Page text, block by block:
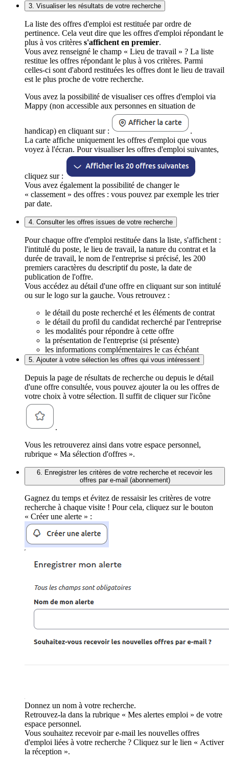
3. Visualiser les résultats de votre recherche
La liste des offres d'emploi est restituée par ordre de
pertinence. Cela veut dire que les offres d'emploi répondant le
plus à vos critères s'affichent en premier.
Vous avez renseigné le champ « Lieu de travail » ? La liste
restitue les offres répondant le plus à vos critères. Parmi
celles-ci sont d'abord restituées les offres dont le lieu de travail
est le plus proche de votre recherche.
Vous avez la possibilité de visualiser ces offres d'emploi via
Mappy (non accessible aux personnes en situation de
handicap) en cliquant sur :
.
La carte affiche uniquement les offres d'emploi que vous
voyez à l'écran. Pour visualiser les offres d'emploi suivantes,
cliquez sur :
Vous avez également la possibilité de changer le
« classement » des offres : vous pouvez par exemple les trier
par date.
4. Consulter les offres issues de votre recherche
Pour chaque offre d'emploi restituée dans la liste, s'affichent :
l'intitulé du poste, le lieu de travail, la nature du contrat et la
durée de travail, le nom de l'entreprise si précisé, les 200
premiers caractères du descriptif du poste, la date de
publication de l'offre.
Vous accédez au détail d'une offre en cliquant sur son intitulé
ou sur le logo sur la gauche. Vous retrouvez :
le détail du poste recherché et les éléments de contrat
le détail du profil du candidat recherché par l'entreprise
les modalités pour répondre à cette offre
la présentation de l'entreprise (si présente)
les informations complémentaires le cas échéant
5. Ajouter à votre sélection les offres qui vous intéressent
Depuis la page de résultats de recherche ou depuis le détail
d'une offre consultée, vous pouvez ajouter la ou les offres de
votre choix à votre sélection. Il suffit de cliquer sur l'icône
.
Vous les retrouverez ainsi dans votre espace personnel,
rubrique « Ma sélection d'offres ».
6. Enregistrer les critères de votre recherche et recevoir les
offres par e-mail (abonnement)
Gagnez du temps et évitez de ressaisir les critères de votre
recherche à chaque visite ! Pour cela, cliquez sur le bouton
« Créer une alerte » :
Donnez un nom à votre recherche.
Retrouvez-la dans la rubrique « Mes alertes emploi » de votre
espace personnel.
Vous souhaitez recevoir par e-mail les nouvelles offres
d'emploi liées à votre recherche ? Cliquez sur le lien « Activer
la réception ».